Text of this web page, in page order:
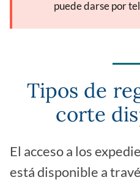
puede darse por
Tipos de
corte
El acceso a los
está disponible a